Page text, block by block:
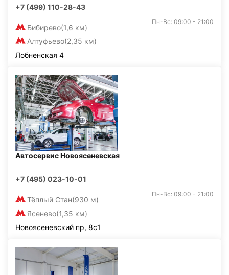
+7 (499) 110-28-43
Бибирево(1,6 км)
Алтуфьево(2,35 км)
Пн-Вс: 09:00 - 21:00
Лобненская 4
Автосервис Новоясеневская
+7 (495) 023-10-01
Тёплый Стан(930 м)
Ясенево(1,35 км)
Пн-Вс: 09:00 - 21:00
Новоясеневский пр, 8с1